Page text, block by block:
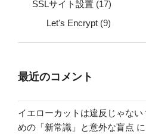
SSLサイト設置 (17)
Let's Encrypt (9)
最近のコメント
イエローカットは違反じゃな
めの「新常識」と意外な盲点 に